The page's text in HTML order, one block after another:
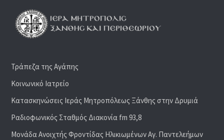
Τράπεζα της Αγάπης
Κοινωνικό Ιατρείο
Κατασκηνώσεις Ιεράς Μητροπόλεως Ξάνθης στην Δρυμιά
Ραδιoφωνικός Σταθμός Διακονία fm 93,8
Μονάδα Ανοιχτής Φροντίδας Ηλικιωμένων Αγ. Παντελεήμων